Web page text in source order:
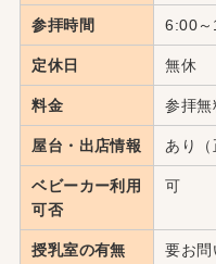
参拝時間 6:00
定休日 無休
料金 参拝無
屋台・出店情報 あり（
ベビーカー利用
可否
可
授乳室の有無 要お問